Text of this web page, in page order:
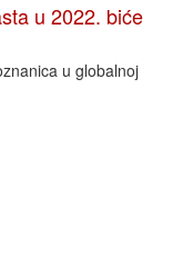
u 2022. biće
u globalnoj